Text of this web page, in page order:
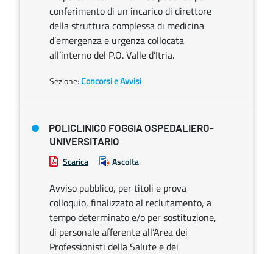
conferimento di un incarico di direttore
della struttura complessa di medicina
d’emergenza e urgenza collocata
all’interno del P.O. Valle d’Itria.
Sezione:Concorsi e Avvisi
POLICLINICO FOGGIA OSPEDALIERO-
UNIVERSITARIO
Scarica Ascolta
Avviso pubblico, per titoli e prova
colloquio, finalizzato al reclutamento, a
tempo determinato e/o per sostituzione,
di personale afferente all’Area dei
Professionisti della Salute e dei